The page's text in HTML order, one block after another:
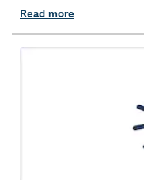
Read more